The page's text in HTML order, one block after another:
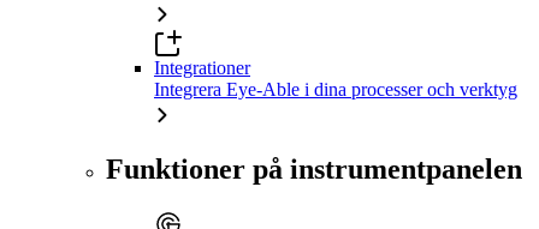
Integrationer
Integrera Eye-Able i dina processer och verktyg
Funktioner på instrumentpanelen